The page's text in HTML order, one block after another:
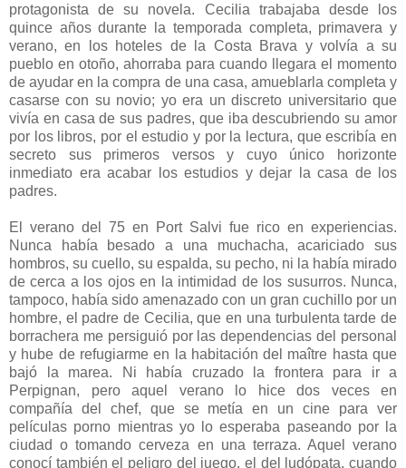
protagonista de su novela. Cecilia trabajaba desde los
quince años durante la temporada completa, primavera y
verano, en los hoteles de la Costa Brava y volvía a su
pueblo en otoño, ahorraba para cuando llegara el momento
de ayudar en la compra de una casa, amueblarla completa y
casarse con su novio; yo era un discreto universitario que
vivía en casa de sus padres, que iba descubriendo su amor
por los libros, por el estudio y por la lectura, que escribía en
secreto sus primeros versos y cuyo único horizonte
inmediato era acabar los estudios y dejar la casa de los
padres.
El verano del 75 en Port Salvi fue rico en experiencias.
Nunca había besado a una muchacha, acariciado sus
hombros, su cuello, su espalda, su pecho, ni la había mirado
de cerca a los ojos en la intimidad de los susurros. Nunca,
tampoco, había sido amenazado con un gran cuchillo por un
hombre, el padre de Cecilia, que en una turbulenta tarde de
borrachera me persiguió por las dependencias del personal
y hube de refugiarme en la habitación del maître hasta que
bajó la marea. Ni había cruzado la frontera para ir a
Perpignan, pero aquel verano lo hice dos veces en
compañía del chef, que se metía en un cine para ver
películas porno mientras yo lo esperaba paseando por la
ciudad o tomando cerveza en una terraza. Aquel verano
conocí también el peligro del juego, el del ludópata, cuando